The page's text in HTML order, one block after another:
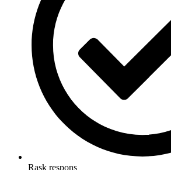
Rask respons